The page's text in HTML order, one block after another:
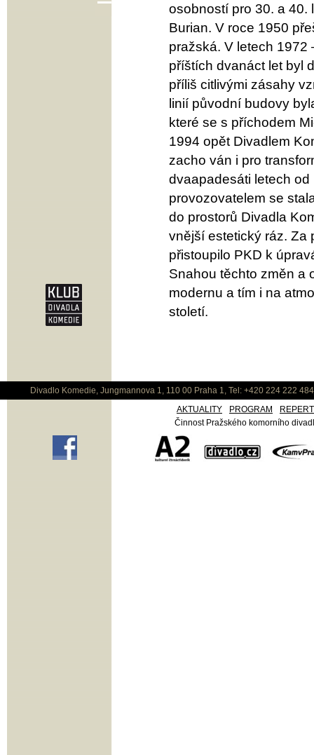
osobností pro 30. a 40.
Burian. V roce 1950
pražská. V letech 1972
příštích dvanáct let byl
příliš citlivými zásahy
linií původní budovy
které se s příchodem
1994 opět Divadlem
zacho ván i pro
dvaapadesáti letech
provozovatelem se
do prostorů Divadla
vnější estetický ráz. Za
přistoupilo PKD k
Snahou těchto změn a
modernu a tím i na
století.
Divadlo Komedie, Jungmannova 1, 110 00 Praha 1, Tel: +420 224 222
AKTUALITY
PROGRAM
Činnost Pražského komorního